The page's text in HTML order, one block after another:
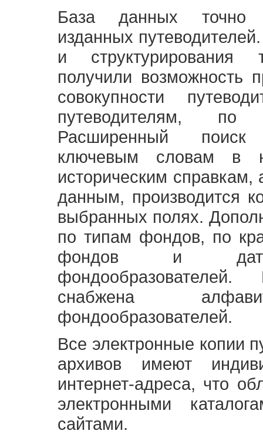
База данных точно
изданных
и структурирования
получили возможность
совокупности
путеводителям,
Расширенный
ключевым словам в
историческим
данным, производится
выбранных полях.
по типам фондов, по
фондов и
снабжена
фондообразователей.
Все электронные копии
архивов имеют
интернет-адреса, что
электронными
сайтами.